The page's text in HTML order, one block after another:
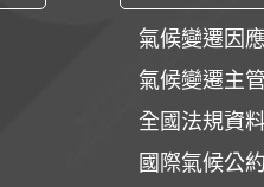
氣候變遷因
氣候變遷主
全國法規資
國際氣候公